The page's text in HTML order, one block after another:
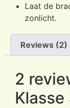
Laat de
zonlicht.
Reviews (2)
2
Klasse